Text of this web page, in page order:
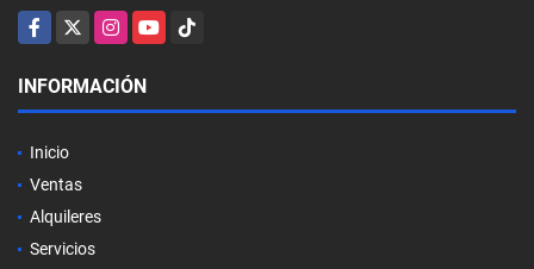
Facebook
X InstagramYouTubeTikTok
INFORMACIÓN
Inicio
Ventas
Alquileres
Servicios